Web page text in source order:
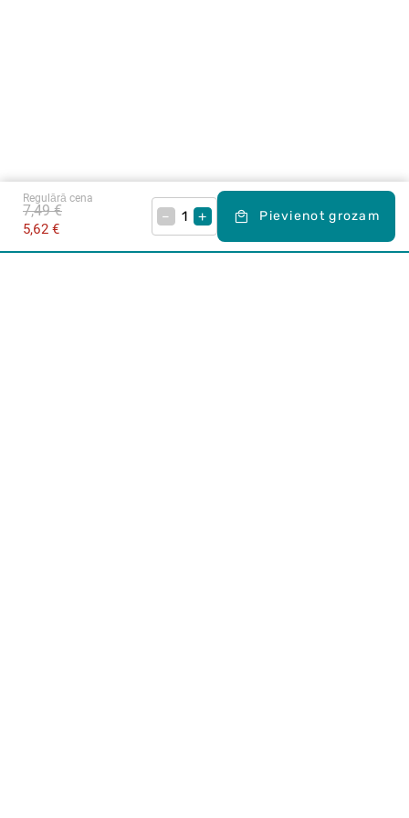
Regulārā cena
5,62 €
7,49 € – + Pievienot grozam